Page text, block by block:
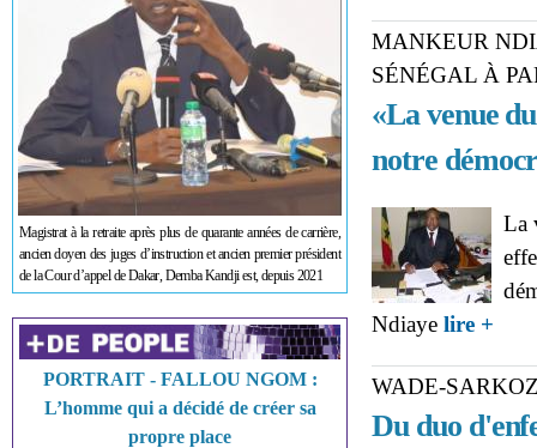
Magistrat à la retraite après plus de quarante années de carrière,
ancien doyen des juges d’instruction et ancien premier président
de la Cour d’appel de Dakar, Demba Kandji est, depuis 2021
PORTRAIT - FALLOU NGOM :
L’homme qui a décidé de créer sa
propre place
MANKEUR
SÉNÉGAL À
«La venue
notre
La
Ndiaye lire +
WADE-
Du duo